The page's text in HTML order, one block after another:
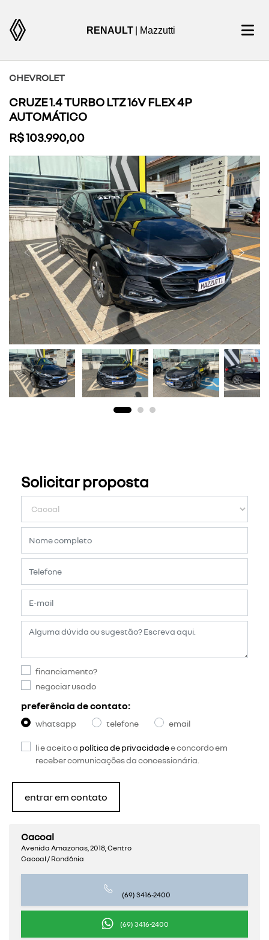
RENAULT | Mazzutti
CHEVROLET
CRUZE 1.4 TURBO LTZ 16V FLEX 4P
AUTOMÁTICO
R$ 103.990,00
Previous Next
Cacoal
Avenida Amazonas, 2018, Centro
Cacoal / Rondônia
(69) 3416-2400
(69) 3416-2400
Solicitar proposta
financiamento?
negociar usado
preferência de contato:
whatsapp telefone email
li e aceito a política de privacidadee concordo em
receber comunicações da concessionária.
entrar em contato